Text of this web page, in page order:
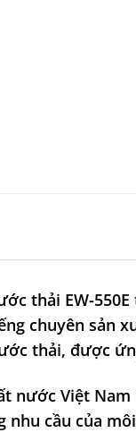
thải EW-550E
chuyên sản
thải, được
nước Việt
nhu cầu của